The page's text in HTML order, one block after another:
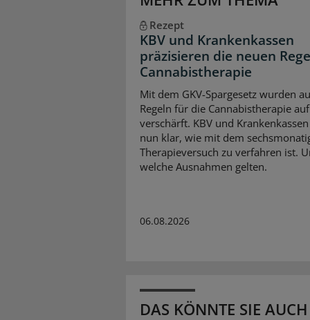
Rezept
KBV und Krankenkassen
präzisieren die neuen
Cannabistherapie
Mit dem GKV-Spargesetz wurden
Regeln für die Cannabistherapie
verschärft. KBV und
nun klar, wie mit dem
Therapieversuch zu verfahren ist.
welche Ausnahmen gelten.
06.08.2026
DAS KÖNNTE SIE